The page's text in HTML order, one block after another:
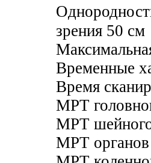
зрения 50 см
Временные
Время
МРТ
МРТ шейного
МРТ